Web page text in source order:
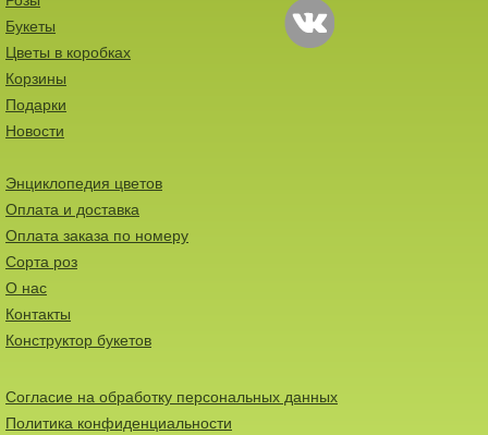
Букеты
Цветы в коробках
Корзины
Подарки
Новости
Энциклопедия цветов
Оплата и доставка
Оплата заказа по номеру
Сорта роз
О нас
Контакты
Конструктор букетов
Согласие на обработку персональных данных
Политика конфиденциальности